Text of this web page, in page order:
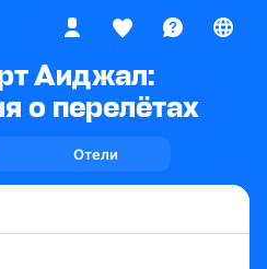
Аиджал:
о перелётах
Отели